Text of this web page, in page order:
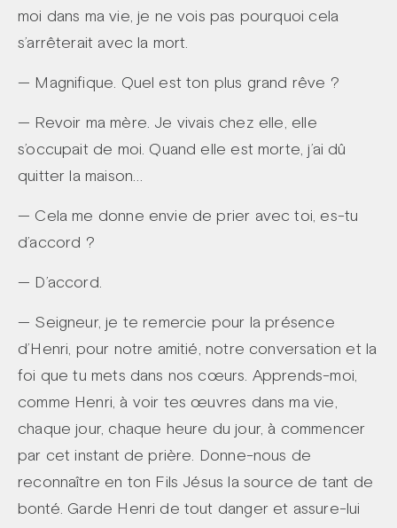
moi dans ma vie, je ne vois pas pourquoi cela
s’arrêterait avec la mort.
— Magnifique. Quel est ton plus grand rêve ?
— Revoir ma mère. Je vivais chez elle, elle
s’occupait de moi. Quand elle est morte, j’ai dû
quitter la maison…
— Cela me donne envie de prier avec toi, es-tu
d’accord ?
— D’accord.
— Seigneur, je te remercie pour la présence
d’Henri, pour notre amitié, notre conversation et la
foi que tu mets dans nos cœurs. Apprends-moi,
comme Henri, à voir tes œuvres dans ma vie,
chaque jour, chaque heure du jour, à commencer
par cet instant de prière. Donne-nous de
reconnaître en ton Fils Jésus la source de tant de
bonté. Garde Henri de tout danger et assure-lui